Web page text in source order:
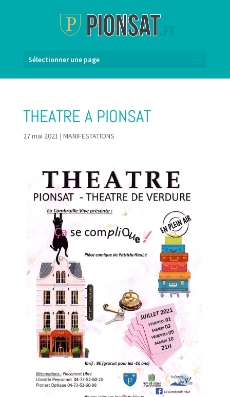
Sélectionner une page
THEATRE A PIONSAT
27 mai 2021 | MANIFESTATIONS